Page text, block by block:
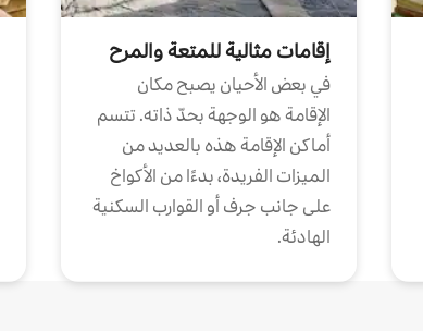
إقامات مثالية للمتعة والمرح
في بعض الأحيان يصبح مكان
الإقامة هو الوجهة بحدّ ذاته. تتسم
أماكن الإقامة هذه بالعديد من
الميزات الفريدة، بدءًا من الأكواخ
على جانب جرف أو القوارب السكنية
الهادئة.